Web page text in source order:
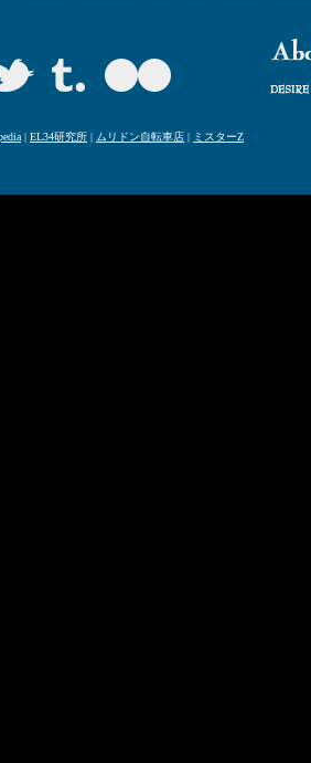
| EL34研究所 | ムリドン自転車店 | ミスターZ